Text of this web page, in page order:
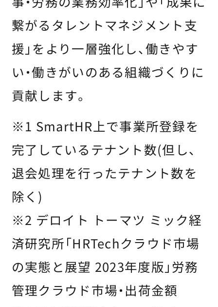
繋がるタレントマネジメント支
援」をより一層強化し、働きやす
い・働きがいのある組織づくりに
貢献します。
※1 SmartHR上で事業所登録を
完了しているテナント数(但し、
退会処理を行ったテナント数を
除く)
※2 デロイト トーマツ ミック経
済研究所「HRTechクラウド市場
の実態と展望 2023年度版」労務
管理クラウド市場・出荷金額